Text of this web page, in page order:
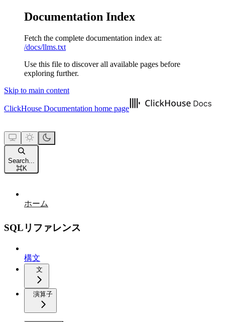
Documentation Index
Fetch the complete documentation index at:
/docs/llms.txt
Use this file to discover all available pages before
exploring further.
Skip to main content
ClickHouse Documentation home page
Search...
⌘K
ホーム
SQLリファレンス
構文
文
演算子